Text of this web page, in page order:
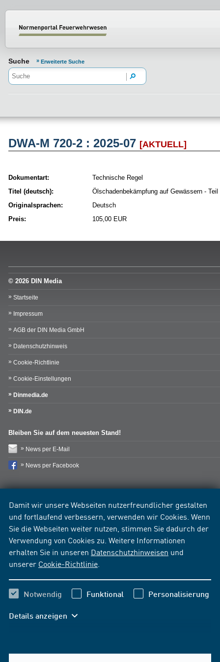
Damit wir unsere Webseiten nutzerfreundlicher gestalten
und fortlaufend verbessern, verwenden wir Cookies. Wenn
Sie die Webseiten weiter nutzen, stimmen Sie dadurch der
Verwendung von Cookies zu. Weitere Informationen
erhalten Sie in unseren Datenschutzhinweisen und
unserer Cookie-Richtlinie
Notwendig Funktional Personalisierung
Details anzeigen
Suche Erweiterte Suche
DWA-M 720-2 : 2025-07 [AKTUELL]
Dokumentart:
Technische Regel
Titel (deutsch):
Ölschadenbekämpfung auf Gewässern -
Originalsprachen:
Deutsch
Preis:
105,00 EUR
© 2026 DIN Media
Startseite
Impressum
AGB der DIN Media GmbH
Datenschutzhinweis
Cookie-Richtlinie
Cookie-Einstellungen
Dinmedia.de
DIN.de
Bleiben Sie auf dem neuesten Stand!
News per E-Mail
News per Facebook